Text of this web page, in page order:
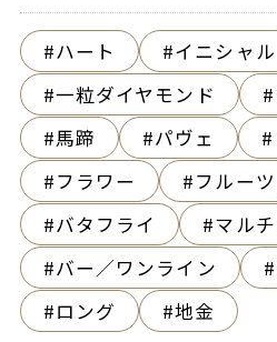
ハート
イニシャル
一粒ダイヤモンド
馬蹄
パヴェ
フラワー
フルーツ
バタフライ
マル
バー／ワンライン
ロング
地金